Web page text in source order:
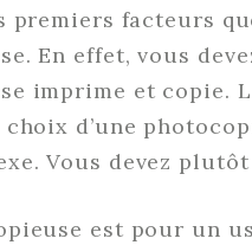
premiers facteurs
En effet, vous
imprime et copie.
d’une
Vous devez
est pour un